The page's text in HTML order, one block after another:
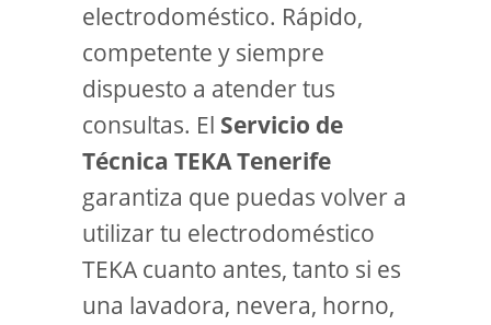
electrodoméstico. Rápido,
competente y siempre
dispuesto a atender tus
consultas. El Servicio de
Técnica TEKA Tenerife
garantiza que puedas volver a
utilizar tu electrodoméstico
TEKA cuanto antes, tanto si es
una lavadora, nevera, horno,